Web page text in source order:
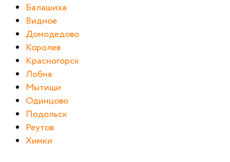
Балашиха
Видное
Домодедово
Королев
Красногорск
Лобня
Мытищи
Одинцово
Подольск
Реутов
Химки